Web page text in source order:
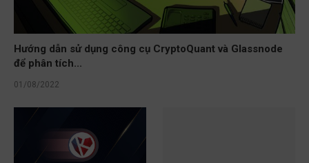
Hướng dẫn sử dụng công cụ CryptoQuant và Glassnode
để phân tích...
01/08/2022